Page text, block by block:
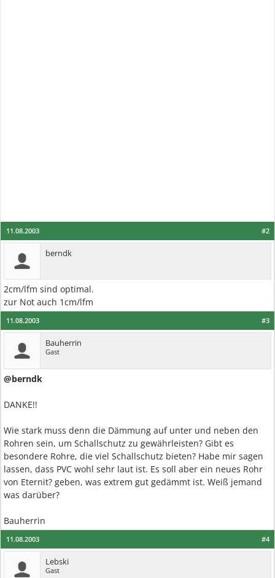
#2
11.08.2003
berndk
2cm/lfm sind optimal.
zur Not auch 1cm/lfm
#3
11.08.2003
Bauherrin
Gast
@berndk
DANKE!!
Wie stark muss denn die Dämmung auf unter und neben den
Rohren sein, um Schallschutz zu gewährleisten? Gibt es
besondere Rohre, die viel Schallschutz bieten? Habe mir sagen
lassen, dass PVC wohl sehr laut ist. Es soll aber ein neues Rohr
von Eternit? geben, was extrem gut gedämmt ist. Weiß jemand
was darüber?
Bauherrin
#4
11.08.2003
Lebski
Gast